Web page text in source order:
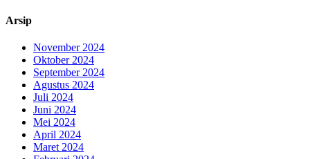
Arsip
November 2024
Oktober 2024
September 2024
Agustus 2024
Juli 2024
Juni 2024
Mei 2024
April 2024
Maret 2024